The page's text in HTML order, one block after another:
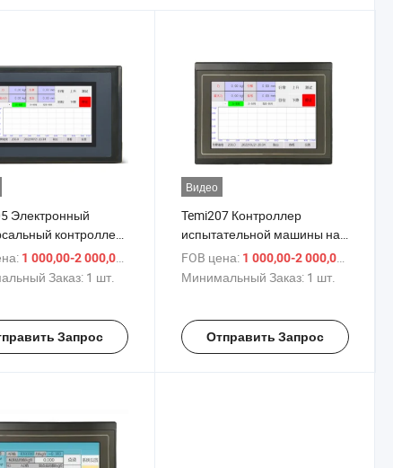
Электронный
контроллер
для испытаний на
и сжатие
1 000,00-2 000,00 $
Заказ: 1 шт.
Запрос
Видео
Temi207 Контроллер
испытательной машины на
растяжение Контроль
универсальной
FOB цена: 1 000,00-2 000,00 $
Минимальный Заказ: 1 шт.
Отправить Запрос